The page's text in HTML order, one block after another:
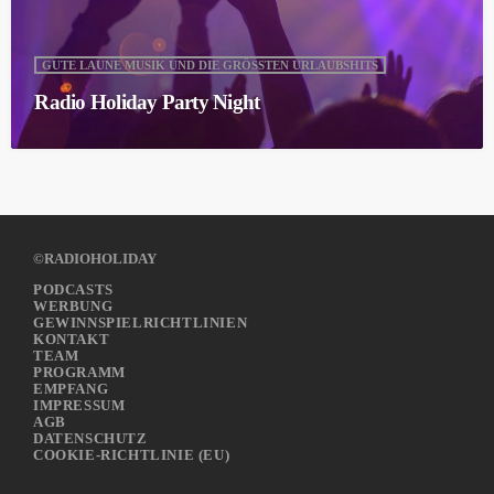
GUTE LAUNE MUSIK UND DIE GRÖSSTEN URLAUBSHITS
Radio Holiday Party Night
©RADIOHOLIDAY
PODCASTS
WERBUNG
GEWINNSPIELRICHTLINIEN
KONTAKT
TEAM
PROGRAMM
EMPFANG
IMPRESSUM
AGB
DATENSCHUTZ
COOKIE-RICHTLINIE (EU)